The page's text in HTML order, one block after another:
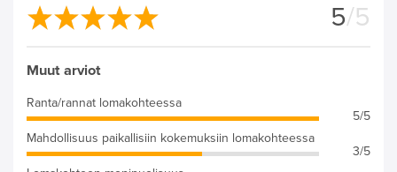
5/5
Muut arviot
Ranta/rannat lomakohteessa
5/5
Mahdollisuus paikallisiin kokemuksiin lomakohteessa
3/5